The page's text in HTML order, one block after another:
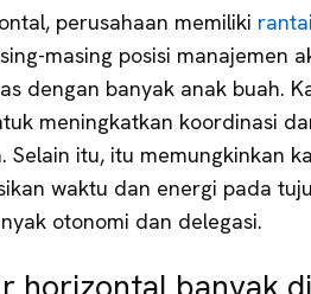
perusahaan memiliki
masing posisi manajemen
dengan banyak anak buah.
meningkatkan koordinasi
Selain itu, itu memungkinkan
waktu dan energi pada
otonomi dan delegasi.